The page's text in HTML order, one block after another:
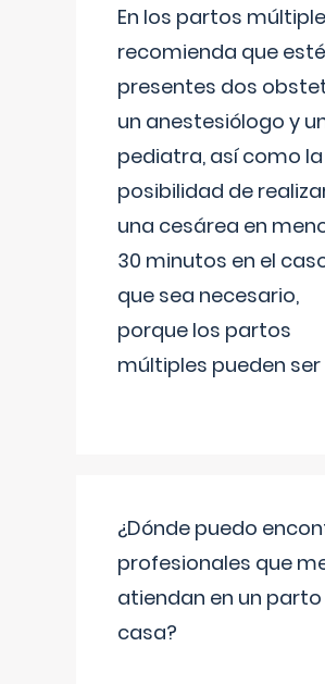
En los partos
recomienda que
presentes dos
un anestesiólogo y
pediatra, así como la
posibilidad de
una cesárea en
30 minutos en el
que sea necesario,
porque los partos
múltiples pueden ser
¿Dónde puedo
profesionales que
atiendan en un parto
casa?